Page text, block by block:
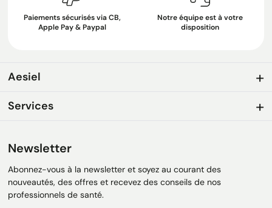
Paiements sécurisés via CB,
Apple Pay & Paypal
Notre équipe est à votre
disposition
Aesiel
Services
Newsletter
Abonnez-vous à la newsletter et soyez au courant des
nouveautés, des offres et recevez des conseils de nos
professionnels de santé.